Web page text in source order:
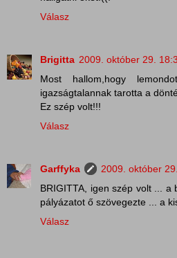
Válasz
Brigitta 2009. október 29.
Most hallom,hogy
igazságtalannak tarotta a
Ez szép volt!!!
Válasz
Garffyka
2009. október
BRIGITTA, igen szép volt ... a
pályázatot ő szövegezte ... a
Válasz